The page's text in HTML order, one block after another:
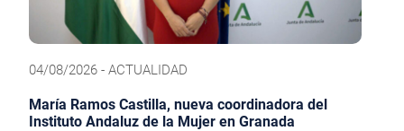
04/08/2026 - ACTUALIDAD
María Ramos Castilla, nueva coordinadora del
Instituto Andaluz de la Mujer en Granada